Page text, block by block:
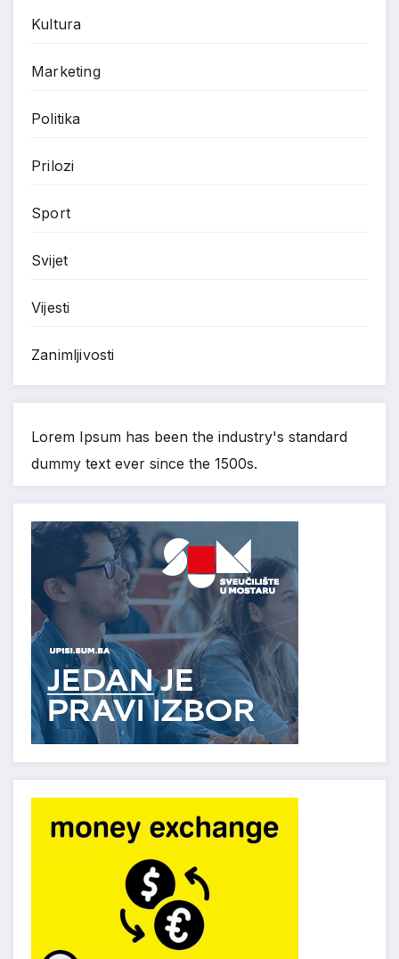
Kultura
Marketing
Politika
Prilozi
Sport
Svijet
Vijesti
Zanimljivosti
Lorem Ipsum has been the industry's standard
dummy text ever since the 1500s.